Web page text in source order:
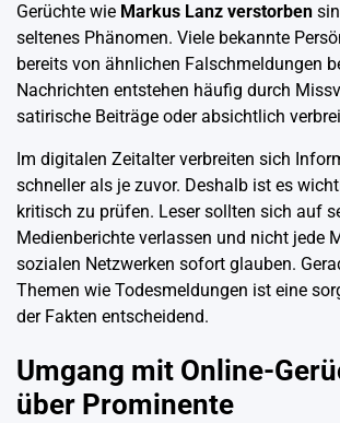
Gerüchte wie Markus Lanz verstorben
seltenes Phänomen. Viele bekannte
bereits von ähnlichen Falschmeldungen
Nachrichten entstehen häufig durch
satirische Beiträge oder absichtlich
Im digitalen Zeitalter verbreiten sich
schneller als je zuvor. Deshalb ist es
kritisch zu prüfen. Leser sollten sich auf
Medienberichte verlassen und nicht jede
sozialen Netzwerken sofort glauben.
Themen wie Todesmeldungen ist eine
der Fakten entscheidend.
Umgang mit Online-
über Prominente